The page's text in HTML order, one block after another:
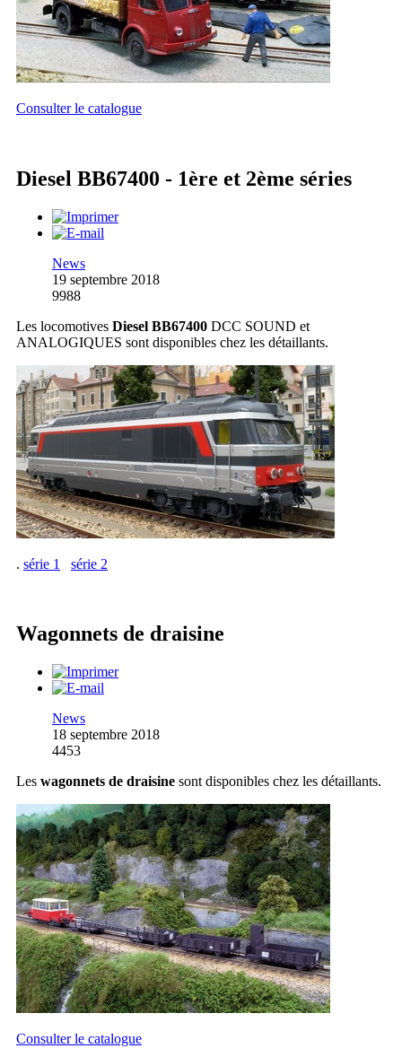
Consulter le catalogue
Diesel BB67400 - 1ère et 2ème séries
News
19 septembre 2018
9988
Les locomotives Diesel BB67400 DCC SOUND et
ANALOGIQUES sont disponibles chez les détaillants.
. série 1 série 2
Wagonnets de draisine
News
18 septembre 2018
4453
Les wagonnets de draisine sont disponibles chez les détaillants.
Consulter le catalogue